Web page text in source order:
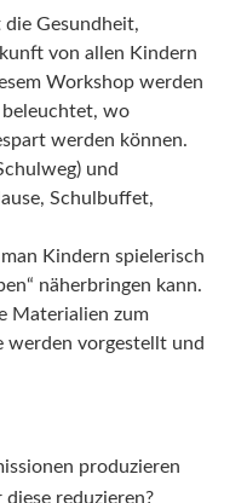
Gesundheit,
von allen Kindern
Workshop werden
wo
werden können.
und
Schulbuffet,
Kindern spielerisch
näherbringen kann.
Materialien zum
werden vorgestellt und
produzieren
reduzieren?